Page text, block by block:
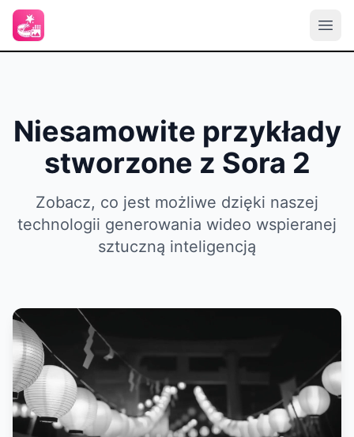
Niesamowite przykłady
stworzone z Sora 2
Zobacz, co jest możliwe dzięki naszej
technologii generowania wideo wspieranej
sztuczną inteligencją